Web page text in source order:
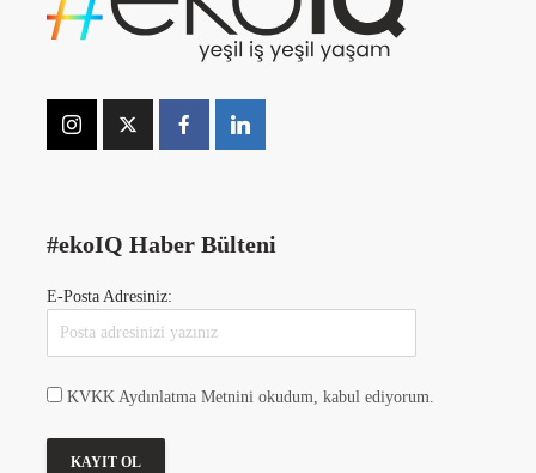
#ekoIQ Haber Bülteni
E-Posta Adresiniz:
KVKK Aydınlatma Metnini okudum, kabul ediyorum.